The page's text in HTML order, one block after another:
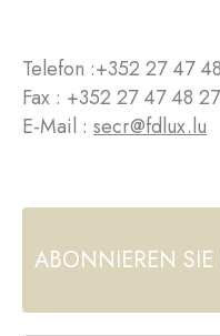
Telefon :+352 27 47
Fax : +352 27 47 48
E-Mail : secr@fdlux.lu
ABONNIEREN SIE